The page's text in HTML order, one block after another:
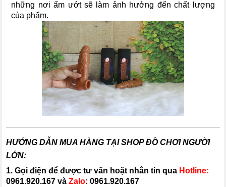
những nơi ẩm ướt sẽ làm ảnh hưởng đến chất lượng
của phẩm.
HƯỚNG DẪN MUA HÀNG TẠI SHOP ĐỒ CHƠI NGƯỜI
LỚN:
1. Gọi điện để được tư vấn hoặt nhắn tin qua Hotline:
0961.920.167 vàZalo:0961.920.167